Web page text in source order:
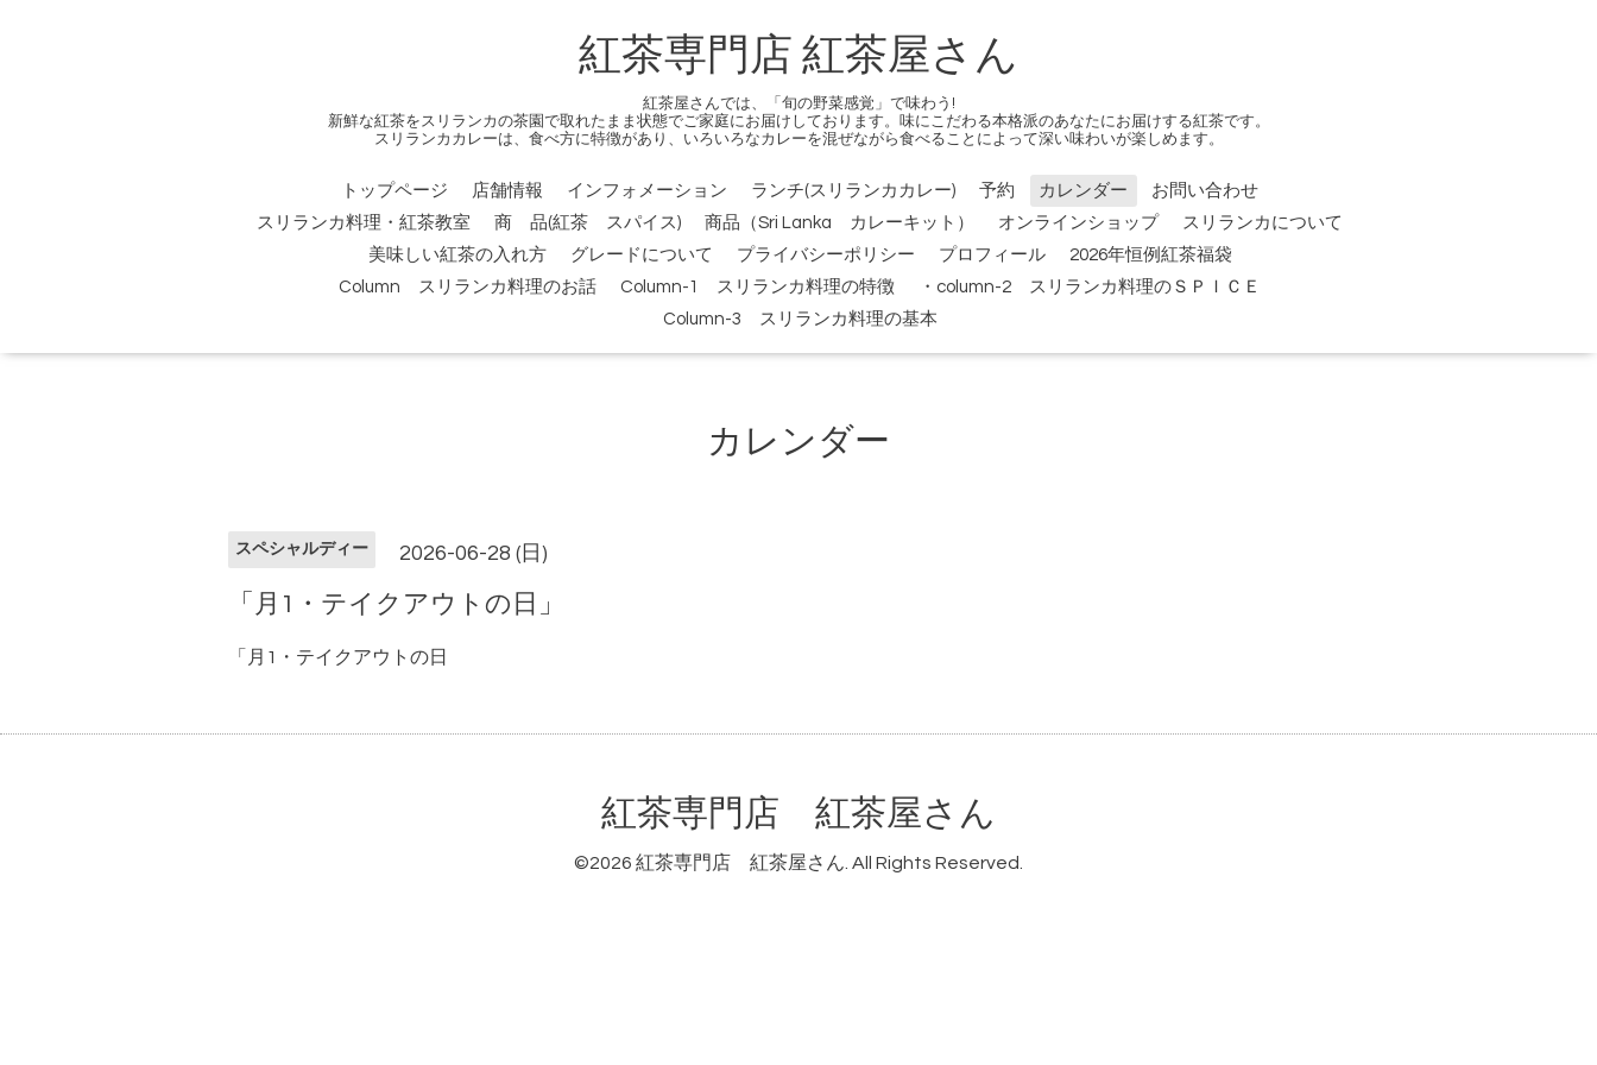
紅茶専門店 紅茶屋さん
紅茶屋さんでは、「旬の野菜感覚」で味わう!
新鮮な紅茶をスリランカの茶園で取れたまま状態でご家庭にお届けしております。味にこだわる本格派のあなたにお届けする紅茶です。
スリランカカレーは、食べ方に特徴があり、いろいろなカレーを混ぜながら食べることによって深い味わいが楽しめます。
トップページ 店舗情報 インフォメーション ランチ(スリランカカレー) 予約 カレンダー
お問い合わせ
スリランカ料理・紅茶教室
商 品(紅茶 スパイス) 商品（Sri Lanka カレーキット） オンラインショップ
スリランカについて
美味しい紅茶の入れ方
グレードについて プライバシーポリシー プロフィール
2026年恒例紅茶福袋
Column スリランカ料理のお話
Column-1 スリランカ料理の特徴
・column-2 スリランカ料理のＳＰＩＣＥ
Column-3 スリランカ料理の基本
カレンダー
スペシャルディー 2026-06-28 (日)
「月1・テイクアウトの日」
「月1・テイクアウトの日
紅茶専門店 紅茶屋さん
©2026 紅茶専門店 紅茶屋さん. All Rights Reserved.